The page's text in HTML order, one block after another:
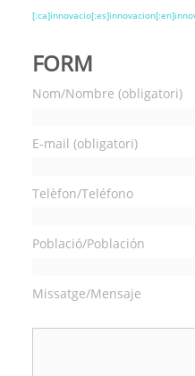
FORM
Nom/Nombre (obligatori)
E-mail (obligatori)
Telèfon/Teléfono
Població/Población
Missatge/Mensaje